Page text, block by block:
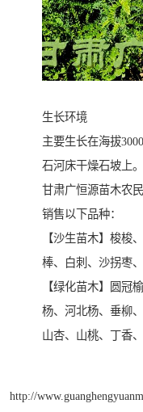
生长环境
主要生长在海拔
石河床干燥石坡上。
甘肃广恒源苗木农
销售以下品种：
【沙生苗木】梭梭
棒、白刺、沙拐枣
【绿化苗木】圆冠
杨、河北杨、垂柳
山杏、山桃、丁香
http://